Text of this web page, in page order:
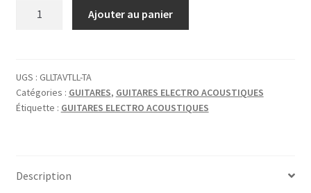
TRANSACOUSTIC
LL-
TA
Ajouter au panier
UGS : GLLTAVTLL-TA
Catégories : GUITARES, GUITARES ELECTRO ACOUSTIQUES
Étiquette : GUITARES ELECTRO ACOUSTIQUES
Description